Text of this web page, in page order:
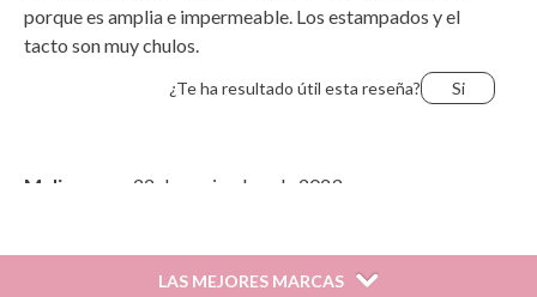
porque es amplia e impermeable. Los estampados y el
tacto son muy chulos.
¿Te ha resultado útil esta reseña? Si
Melisaneus, 22 de noviembre de 2023
¿Te ha resultado útil esta reseña?
LAS MEJORES MARCAS